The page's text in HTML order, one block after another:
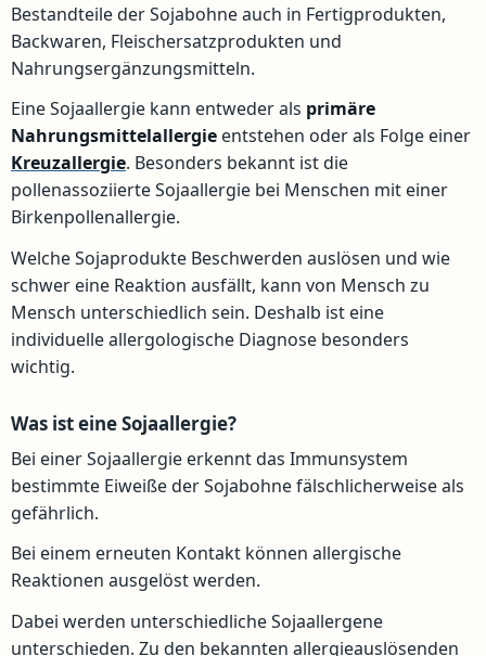
Bestandteile der Sojabohne auch in Fertigprodukten,
Backwaren, Fleischersatzprodukten und
Nahrungsergänzungsmitteln.
Eine Sojaallergie kann entweder als primäre
Nahrungsmittelallergie entstehen oder als Folge einer
Kreuzallergie. Besonders bekannt ist die
pollenassoziierte Sojaallergie bei Menschen mit einer
Birkenpollenallergie.
Welche Sojaprodukte Beschwerden auslösen und wie
schwer eine Reaktion ausfällt, kann von Mensch zu
Mensch unterschiedlich sein. Deshalb ist eine
individuelle allergologische Diagnose besonders
wichtig.
Was ist eine Sojaallergie?
Bei einer Sojaallergie erkennt das Immunsystem
bestimmte Eiweiße der Sojabohne fälschlicherweise als
gefährlich.
Bei einem erneuten Kontakt können allergische
Reaktionen ausgelöst werden.
Dabei werden unterschiedliche Sojaallergene
unterschieden. Zu den bekannten allergieauslösenden